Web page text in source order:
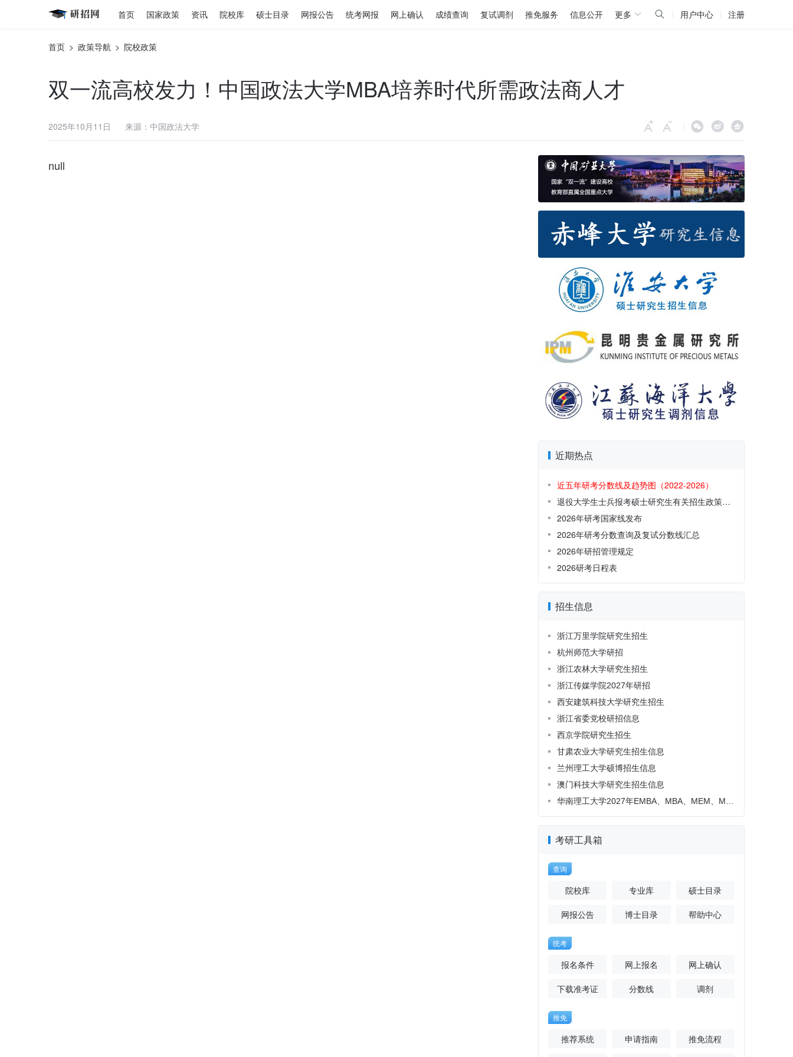
首页 国家政策 资讯 院校库 硕士目录 网报公告 统考网报 网上确认 成绩查询 复试调剂 推免服务 信息公开 更多 用户中心 注册
首页 > 政策导航 > 院校政策
双一流高校发力！中国政法大学MBA培养时代所需政法商人才
2025年10月11日 来源：中国政法大学
null
近期热点
近五年研考分数线及趋势图（2022-2026）
退役大学生士兵报考硕士研究生有关招生政策解读
2026年研考国家线发布
2026年研考分数查询及复试分数线汇总
2026年研招管理规定
2026研考日程表
招生信息
考研工具箱
查询
院校库 专业库 硕士目录
网报公告 博士目录 帮助中心
统考
报名条件 网上报名 网上确认
下载准考证 分数线 调剂
推免
推荐系统 申请指南 推免流程